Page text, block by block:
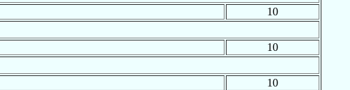
10
10
10